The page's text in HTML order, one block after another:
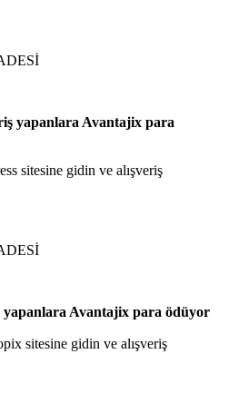
yapanlara Avantajix para
sitesine gidin ve alışveriş
yapanlara Avantajix para ödüyor
sitesine gidin ve alışveriş